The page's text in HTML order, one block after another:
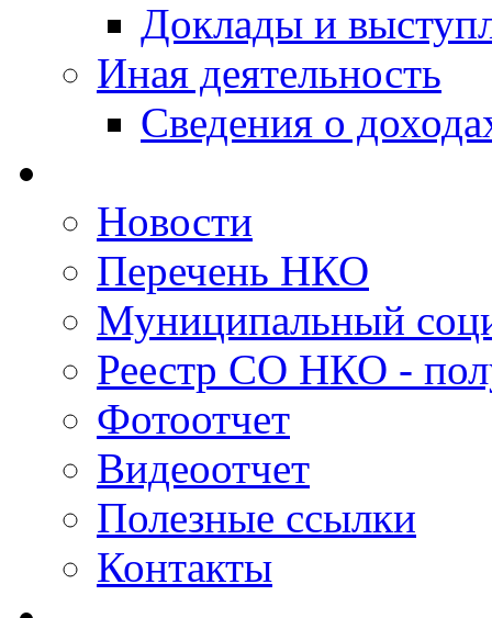
Доклады и
Иная деятельность
Сведения о
Новости
Перечень НКО
Муниципальный
Реестр СО НКО -
Фотоотчет
Видеоотчет
Полезные ссылки
Контакты